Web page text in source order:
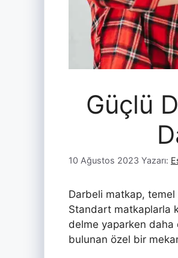
Güçlü
10 Ağustos 2023 Yazarı:
Darbeli matkap,
Standart matkaplarla
delme yaparken daha
bulunan özel bir